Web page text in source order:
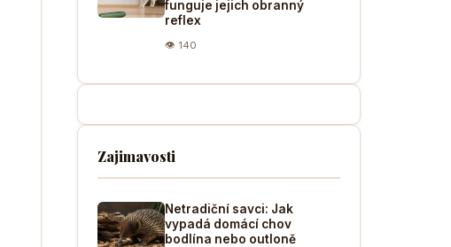
funguje jejich obranný
reflex
👁 140
Zajimavosti
Netradiční savci: Jak
vypadá domácí chov
bodlína nebo outloně